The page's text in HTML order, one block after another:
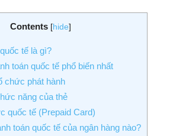
Contents [hide]
tế là gì?
toán quốc tế phổ biến nhất
chức phát hành
năng của thẻ
quốc tế (Prepaid Card)
toán quốc tế của ngân hàng nào?